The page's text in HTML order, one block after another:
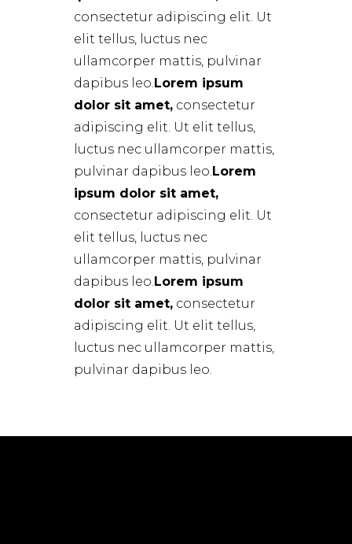
consectetur adipiscing elit. Ut
elit tellus, luctus nec
ullamcorper mattis, pulvinar
dapibus leo.Lorem ipsum
dolor sit amet, consectetur
adipiscing elit. Ut elit tellus,
luctus nec ullamcorper mattis,
pulvinar dapibus leo.Lorem
ipsum dolor sit amet,
consectetur adipiscing elit. Ut
elit tellus, luctus nec
ullamcorper mattis, pulvinar
dapibus leo.Lorem ipsum
dolor sit amet, consectetur
adipiscing elit. Ut elit tellus,
luctus nec ullamcorper mattis,
pulvinar dapibus leo.